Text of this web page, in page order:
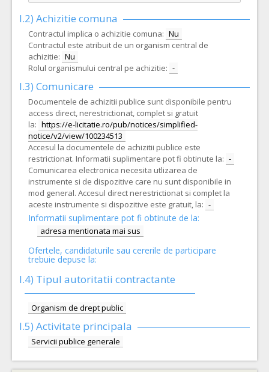
I.2) Achizitie comuna
Contractul implica o achizitie comuna: Nu
Contractul este atribuit de un organism central de
achizitie: Nu
Rolul organismului central pe achizitie: -
I.3) Comunicare
Documentele de achizitii publice sunt disponibile pentru
access direct, nerestrictionat, complet si gratuit
la: https://e-licitatie.ro/pub/notices/simplified-
notice/v2/view/100234513
Accesul la documentele de achizitii publice este
restrictionat. Informatii suplimentare pot fi obtinute la: -
Comunicarea electronica necesita utlizarea de
instrumente si de dispozitive care nu sunt disponibile in
mod general. Accesul direct nerestrictionat si complet la
aceste instrumente si dispozitive este gratuit, la: -
Informatii suplimentare pot fi obtinute de la:
adresa mentionata mai sus
Ofertele, candidaturile sau cererile de participare
trebuie depuse la:
I.4) Tipul autoritatii contractante
Organism de drept public
I.5) Activitate principala
Servicii publice generale